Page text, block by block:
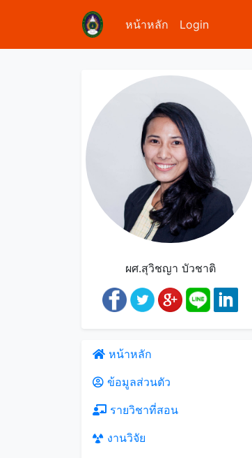
หน้าหลัก Login
ผศ.สุวิชญา บัวชาติ
หน้าหลัก
ข้อมูลส่วนตัว
รายวิชาที่สอน
งานวิจัย